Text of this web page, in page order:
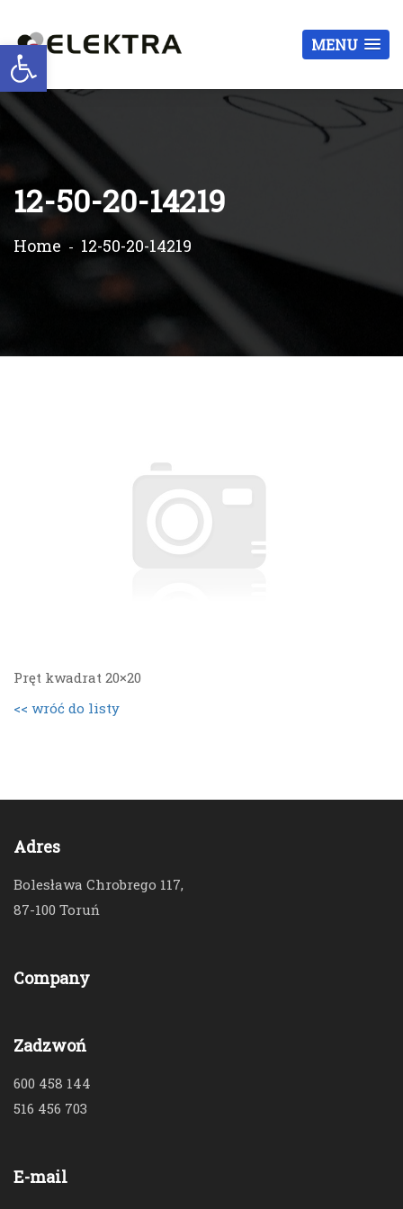
Otwórz pasek narzędzi MENU
12-50-20-14219
Home 12-50-20-14219
Pręt kwadrat 20×20
<< wróć do listy
Adres
Bolesława Chrobrego 117,
87-100 Toruń
Company
Zadzwoń
600 458 144
516 456 703
E-mail